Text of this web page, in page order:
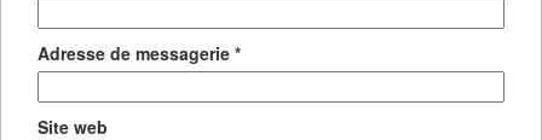
Adresse de messagerie *
Site web